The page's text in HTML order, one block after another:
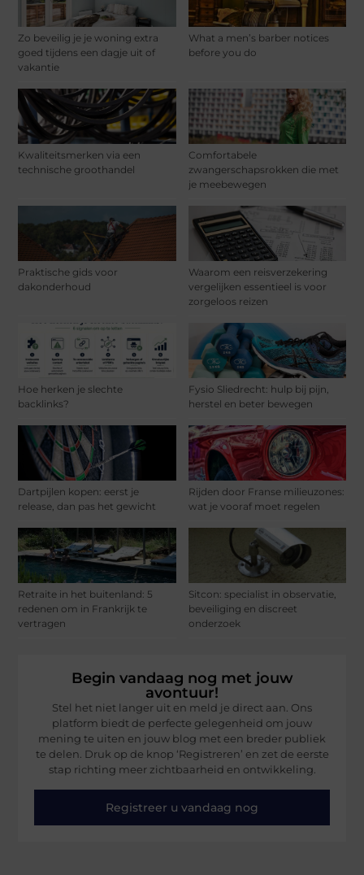
Zo beveilig je je woning extra
goed tijdens een dagje uit of
vakantie
What a men’s barber notices
before you do
Kwaliteitsmerken via een
technische groothandel
Comfortabele
zwangerschapsrokken die met
je meebewegen
Praktische gids voor
dakonderhoud
Waarom een reisverzekering
vergelijken essentieel is voor
zorgeloos reizen
Hoe herken je slechte
backlinks?
Fysio Sliedrecht: hulp bij pijn,
herstel en beter bewegen
Dartpijlen kopen: eerst je
release, dan pas het gewicht
Rijden door Franse milieuzones:
wat je vooraf moet regelen
Retraite in het buitenland: 5
redenen om in Frankrijk te
vertragen
Sitcon: specialist in observatie,
beveiliging en discreet
onderzoek
Begin vandaag nog met jouw
avontuur!
Stel het niet langer uit en meld je direct aan. Ons
platform biedt de perfecte gelegenheid om jouw
mening te uiten en jouw blog met een breder publiek
te delen. Druk op de knop ‘Registreren’ en zet de eerste
stap richting meer zichtbaarheid en ontwikkeling.
Registreer u vandaag nog